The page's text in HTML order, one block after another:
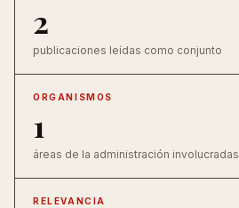
2
publicaciones leídas como conjunto
ORGANISMOS
1
áreas de la administración involucradas
RELEVANCIA